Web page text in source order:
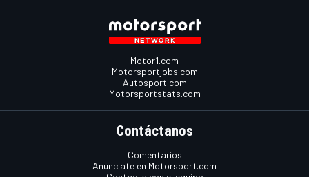
Motor1.com
Motorsportjobs.com
Autosport.com
Motorsportstats.com
Contáctanos
Comentarios
Anúnciate en Motorsport.com